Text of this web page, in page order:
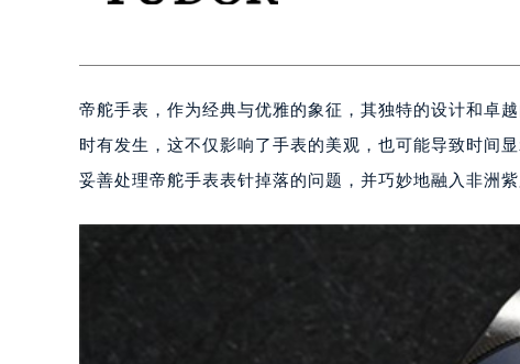
帝舵手表，作为经典与优雅的象征，其独特的设计和卓
时有发生，这不仅影响了手表的美观，也可能导致时间
妥善处理帝舵手表表针掉落的问题，并巧妙地融入非洲